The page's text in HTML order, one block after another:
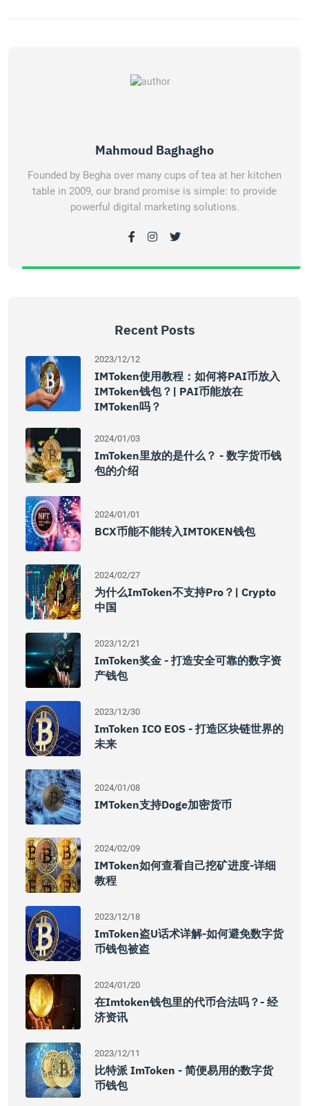
Mahmoud Baghagho
Founded by Begha over many cups of tea at her kitchen
table in 2009, our brand promise is simple: to provide
powerful digital marketing solutions.
Recent Posts
2023/12/12
IMToken使用教程：如何将PAI币放入
IMToken钱包？| PAI币能放在
IMToken吗？
2024/01/03
ImToken里放的是什么？ - 数字货币钱
包的介绍
2024/01/01
BCX币能不能转入IMTOKEN钱包
2024/02/27
为什么imToken不支持Pro？| Crypto
中国
2023/12/21
ImToken奖金 - 打造安全可靠的数字资
产钱包
2023/12/30
ImToken ICO EOS - 打造区块链世界的
未来
2024/01/08
IMToken支持Doge加密货币
2024/02/09
IMToken如何查看自己挖矿进度-详细
教程
2023/12/18
ImToken盗U话术详解-如何避免数字货
币钱包被盗
2024/01/20
在imtoken钱包里的代币合法吗？- 经
济资讯
2023/12/11
比特派 ImToken - 简便易用的数字货
币钱包